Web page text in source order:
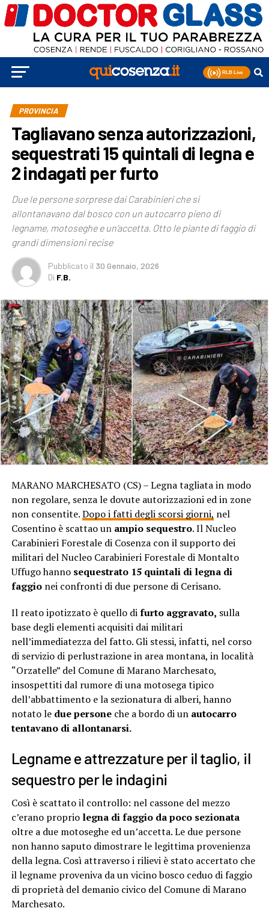
PROVINCIA
Tagliavano senza autorizzazioni,
sequestrati 15 quintali di legna e
2 indagati per furto
Due le persone sorprese dai Carabinieri che si
allontanavano dal bosco con un autocarro pieno di
legname, motoseghe e un’accetta. Otto le piante di faggio di
grandi dimensioni recise
Pubblicato il 30 Gennaio, 2026
Di F.B.
MARANO MARCHESATO (CS) – Legna tagliata in modo
non regolare, senza le dovute autorizzazioni ed in zone
non consentite.Dopo i fatti degli scorsi giorni, nel
Cosentino è scattao un ampio sequestro. Il Nucleo
Carabinieri Forestale di Cosenza con il supporto dei
militari del Nucleo Carabinieri Forestale di Montalto
Uffugo hannosequestrato 15 quintali di legna di
faggionei confronti di due persone di Cerisano.
Il reato ipotizzato è quello difurto aggravato, sulla
base degli elementi acquisiti dai militari
nell’immediatezza del fatto. Gli stessi, infatti, nel corso
di servizio di perlustrazione in area montana, in località
“Orzatelle” del Comune di Marano Marchesato,
insospettiti dal rumore di una motosega tipico
dell’abbattimento e la sezionatura di alberi, hanno
notato le due personeche a bordo di un autocarro
tentavano di allontanarsi.
Legname e attrezzature per il taglio, il
sequestro per le indagini
Così è scattato il controllo: nel cassone del mezzo
c’erano proprio legna di faggio da poco sezionata
oltre a due motoseghe ed un’accetta. Le due persone
non hanno saputo dimostrare le legittima provenienza
della legna. Così attraverso i rilievi è stato accertato che
il legname proveniva da un vicino bosco ceduo di faggio
di proprietà del demanio civico del Comune di Marano
Marchesato.